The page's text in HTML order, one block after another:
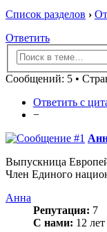
Список разделов ›
Ответить
Сообщений: 5 •
Ответить с
−
Выпускница
Член Единого
Анна
Репутация: 7
С нами: 12